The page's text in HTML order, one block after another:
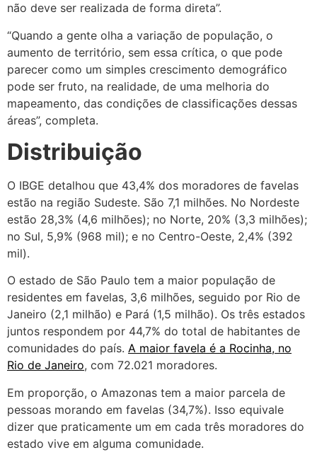
não deve ser realizada de forma direta”.
“Quando a gente olha a variação de população, o
aumento de território, sem essa crítica, o que pode
parecer como um simples crescimento demográfico
pode ser fruto, na realidade, de uma melhoria do
mapeamento, das condições de classificações dessas
áreas”, completa.
Distribuição
O IBGE detalhou que 43,4% dos moradores de favelas
estão na região Sudeste. São 7,1 milhões. No Nordeste
estão 28,3% (4,6 milhões); no Norte, 20% (3,3 milhões);
no Sul, 5,9% (968 mil); e no Centro-Oeste, 2,4% (392
mil).
O estado de São Paulo tem a maior população de
residentes em favelas, 3,6 milhões, seguido por Rio de
Janeiro (2,1 milhão) e Pará (1,5 milhão). Os três estados
juntos respondem por 44,7% do total de habitantes de
comunidades do país. A maior favela é a Rocinha, no
Rio de Janeiro, com 72.021 moradores.
Em proporção, o Amazonas tem a maior parcela de
pessoas morando em favelas (34,7%). Isso equivale
dizer que praticamente um em cada três moradores do
estado vive em alguma comunidade.